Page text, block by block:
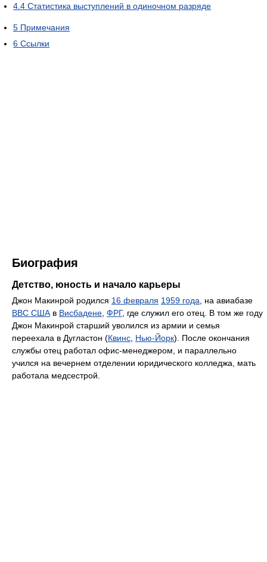
4.4 Статистика выступлений в одиночном разряде
5 Примечания
6 Ссылки
Биография
Детство, юность и начало карьеры
Джон Макинрой родился 16 февраля 1959 года , на авиабазе
ВВС США в Висбадене ФРГ, где служил его отец. В том же году
Джон Макинрой старший уволился из армии и семья
переехала в Дугластон (Квинс Нью-Йорк). После окончания
службы отец работал офис-менеджером, и параллельно
учился на вечернем отделении юридического колледжа, мать
работала медсестрой.